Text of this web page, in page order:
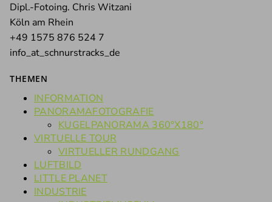
Dipl.-Fotoing. Chris Witzani
Köln am Rhein
+49 1575 876 524 7
info_at_schnurstracks_de
THEMEN
INFORMATION
PANORAMAFOTOGRAFIE
KUGELPANORAMA 360°X180°
VIRTUELLE TOUR
VIRTUELLER RUNDGANG
LUFTBILD
LITTLE PLANET
INDUSTRIE